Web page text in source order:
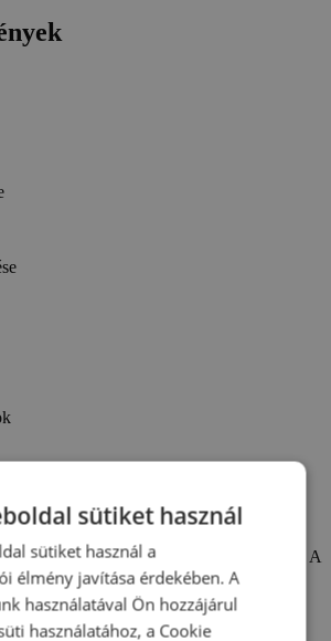
14. 6. 2026
a szállás a város központjában található. A
sütiket használ
sütiket használ a
élmény javítása érdekében. A
használatával Ön hozzájárul
használatához, a Cookie